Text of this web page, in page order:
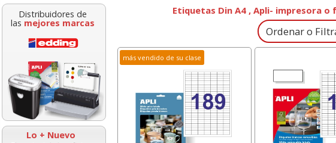
Distribuidores de
las mejores marcas
Lo + Nuevo
Etiquetas Din A4 , Apli- impresora
Ordenar o
más vendido de su clase
cubo
taco de 400
amarillo
soporte para elevar
ordenador portatil
Fellowes Office-suite
Casio FX-82MS 2nd
Edition, Calculadora
Cientifica, económica